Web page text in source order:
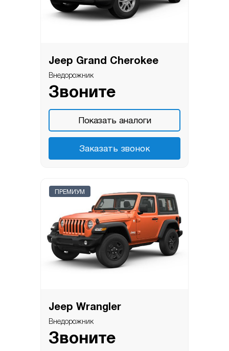
Jeep Grand Cherokee
Внедорожник
Звоните
Показать аналоги
Заказать звонок
ПРЕМИУМ
Jeep Wrangler
Внедорожник
Звоните